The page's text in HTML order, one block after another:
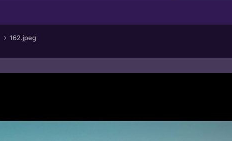
162.jpeg